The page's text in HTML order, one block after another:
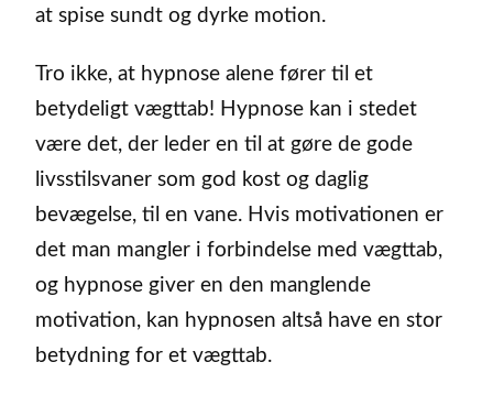
at spise sundt og dyrke motion.
Tro ikke, at hypnose alene fører til et
betydeligt vægttab! Hypnose kan i stedet
være det, der leder en til at gøre de gode
livsstilsvaner som god kost og daglig
bevægelse, til en vane. Hvis motivationen er
det man mangler i forbindelse med vægttab,
og hypnose giver en den manglende
motivation, kan hypnosen altså have en stor
betydning for et vægttab.